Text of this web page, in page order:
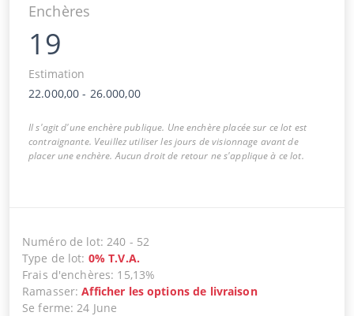
Enchères
19
Estimation
22.000,00 - 26.000,00
Il s'agit d'une enchère publique. Une enchère placée sur ce lot est
contraignante. Veuillez utiliser les jours de visionnage avant de
placer une enchère. Aucun droit de retour ne s'applique à ce lot.
Numéro de lot:240 - 52
Type de lot: 0% T.V.A.
Frais d'enchères: 15,13%
Ramasser:Afficher les options de livraison
Se ferme:24 June